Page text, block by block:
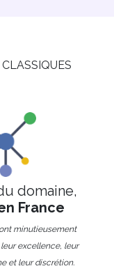
domaine,
France
minutieusement
excellence, leur
et leur discrétion.